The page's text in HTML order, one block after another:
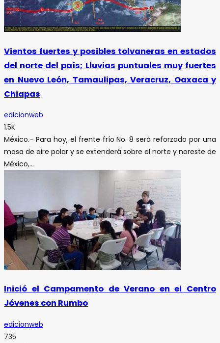
Vientos fuertes y posibles tolvaneras en estados
del norte del país; Lluvias puntuales muy fuertes
en Nuevo León, Tamaulipas, Veracruz, Oaxaca y
Chiapas
edicionweb
1.5K
México.- Para hoy, el frente frío No. 8 será reforzado por una
masa de aire polar y se extenderá sobre el norte y noreste de
México,...
Inició el Campamento de Verano en el Centro
Jóvenes con Rumbo
edicionweb
735